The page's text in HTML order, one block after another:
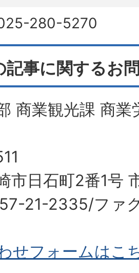
280-5270
記事に関するお
商業観光課 商業
市日石町2番1号
21-2335/ファ
せフォームはこ